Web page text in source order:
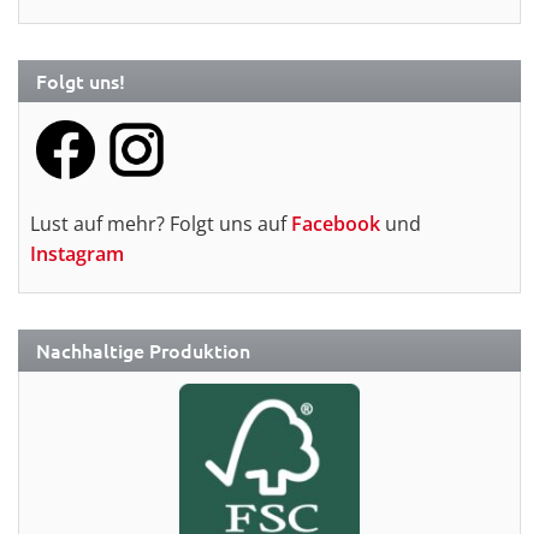
Folgt uns!
Lust auf mehr? Folgt uns aufFacebook und
Instagram
Nachhaltige Produktion